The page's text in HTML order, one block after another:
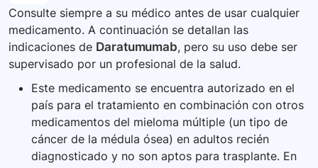
cualquier cambio en su estado de salud y no
hesite en consultar cualquier duda que tenga
respecto al tratamiento o a los efectos
secundarios que pueda experimentar.
Consulte siempre a su médico antes de usar cualquier
medicamento. A continuación se detallan las
indicaciones de Daratumumab, pero su uso debe ser
supervisado por un profesional de la salud.
Este medicamento se encuentra autorizado en el
país para el tratamiento en combinación con otros
medicamentos del mieloma múltiple (un tipo de
cáncer de la médula ósea) en adultos recién
diagnosticado y no son aptos para trasplante. En